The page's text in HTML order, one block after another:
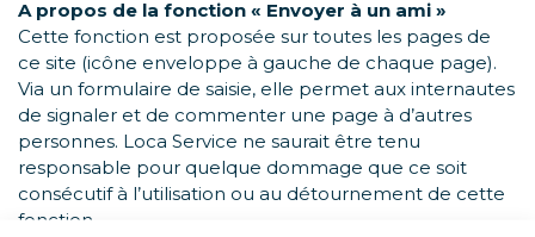
A propos de la fonction « Envoyer à un ami »
Cette fonction est proposée sur toutes les pages de
ce site (icône enveloppe à gauche de chaque page).
Via un formulaire de saisie, elle permet aux internautes
de signaler et de commenter une page à d’autres
personnes. Loca Service ne saurait être tenu
responsable pour quelque dommage que ce soit
consécutif à l’utilisation ou au détournement de cette
fonction.